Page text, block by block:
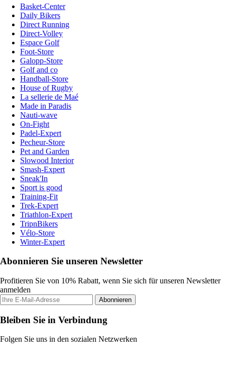
Basket-Center
Daily Bikers
Direct Running
Direct-Volley
Espace Golf
Foot-Store
Galopp-Store
Golf and co
Handball-Store
House of Rugby
La sellerie de Maé
Made in Paradis
Nauti-wave
On-Fight
Padel-Expert
Pecheur-Store
Pet and Garden
Slowood Interior
Smash-Expert
Sneak'In
Sport is good
Training-Fit
Trek-Expert
Triathlon-Expert
TripnBikers
Vélo-Store
Winter-Expert
Abonnieren Sie unseren Newsletter
Profitieren Sie von 10% Rabatt, wenn Sie sich für unseren Newsletter
anmelden
Abonnieren
Bleiben Sie in Verbindung
Folgen Sie uns in den sozialen Netzwerken